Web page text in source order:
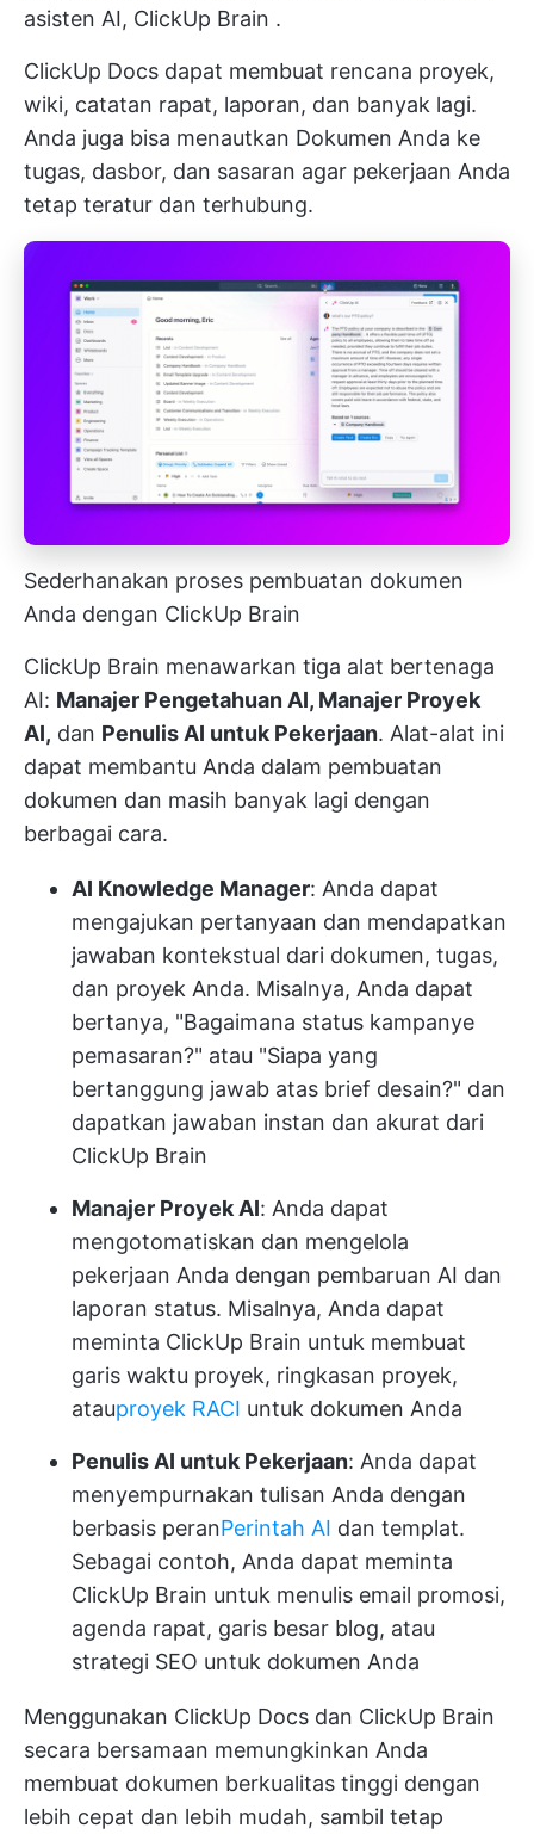
asisten AI, ClickUp Brain .
ClickUp Docs dapat membuat rencana proyek,
wiki, catatan rapat, laporan, dan banyak lagi.
Anda juga bisa menautkan Dokumen Anda ke
tugas, dasbor, dan sasaran agar pekerjaan Anda
tetap teratur dan terhubung.
Sederhanakan proses pembuatan dokumen
Anda dengan ClickUp Brain
ClickUp Brain menawarkan tiga alat bertenaga
AI: Manajer Pengetahuan AI, Manajer Proyek
AI, dan Penulis AI untuk Pekerjaan. Alat-alat ini
dapat membantu Anda dalam pembuatan
dokumen dan masih banyak lagi dengan
berbagai cara.
AI Knowledge Manager: Anda dapat
mengajukan pertanyaan dan mendapatkan
jawaban kontekstual dari dokumen, tugas,
dan proyek Anda. Misalnya, Anda dapat
bertanya, "Bagaimana status kampanye
pemasaran?" atau "Siapa yang
bertanggung jawab atas brief desain?" dan
dapatkan jawaban instan dan akurat dari
ClickUp Brain
Manajer Proyek AI: Anda dapat
mengotomatiskan dan mengelola
pekerjaan Anda dengan pembaruan AI dan
laporan status. Misalnya, Anda dapat
meminta ClickUp Brain untuk membuat
garis waktu proyek, ringkasan proyek,
atauproyek RACI untuk dokumen Anda
Penulis AI untuk Pekerjaan: Anda dapat
menyempurnakan tulisan Anda dengan
berbasis peranPerintah AI dan templat.
Sebagai contoh, Anda dapat meminta
ClickUp Brain untuk menulis email promosi,
agenda rapat, garis besar blog, atau
strategi SEO untuk dokumen Anda
Menggunakan ClickUp Docs dan ClickUp Brain
secara bersamaan memungkinkan Anda
membuat dokumen berkualitas tinggi dengan
lebih cepat dan lebih mudah, sambil tetap